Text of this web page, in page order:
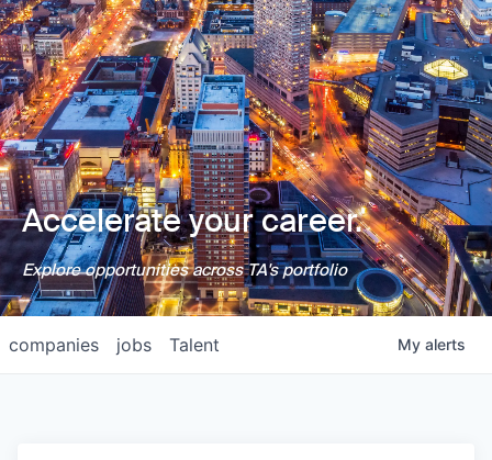
Accelerate your career.
Explore opportunities across TA's portfolio
jobs
companies Talent My alerts